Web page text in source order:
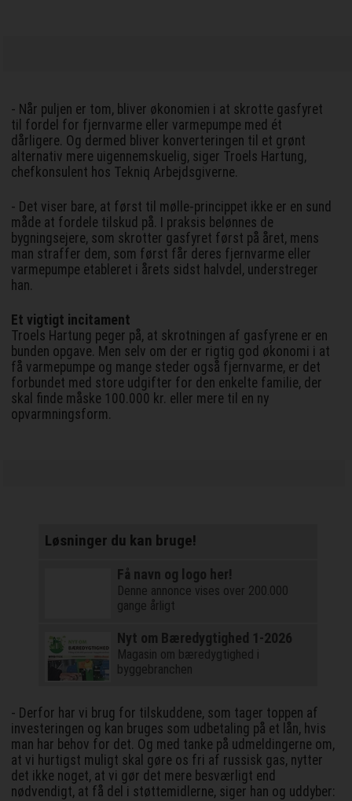
- Når puljen er tom, bliver økonomien i at skrotte gasfyret
til fordel for fjernvarme eller varmepumpe med ét
dårligere. Og dermed bliver konverteringen til et grønt
alternativ mere uigennemskuelig, siger Troels Hartung,
chefkonsulent hos Tekniq Arbejdsgiverne.
- Det viser bare, at først til mølle-princippet ikke er en sund
måde at fordele tilskud på. I praksis belønnes de
bygningsejere, som skrotter gasfyret først på året, mens
man straffer dem, som først får deres fjernvarme eller
varmepumpe etableret i årets sidst halvdel, understreger
han.
Et vigtigt incitament
Troels Hartung peger på, at skrotningen af gasfyrene er en
bunden opgave. Men selv om der er rigtig god økonomi i at
få varmepumpe og mange steder også fjernvarme, er det
forbundet med store udgifter for den enkelte familie, der
skal finde måske 100.000 kr. eller mere til en ny
opvarmningsform.
Løsninger du kan bruge!
Få navn og logo her!
Denne annonce vises over 200.000
gange årligt
Nyt om Bæredygtighed 1-2026
Magasin om bæredygtighed i
byggebranchen
- Derfor har vi brug for tilskuddene, som tager toppen af
investeringen og kan bruges som udbetaling på et lån, hvis
man har behov for det. Og med tanke på udmeldingerne om,
at vi hurtigst muligt skal gøre os fri af russisk gas, nytter
det ikke noget, at vi gør det mere besværligt end
nødvendigt, at få del i støttemidlerne, siger han og uddyber: